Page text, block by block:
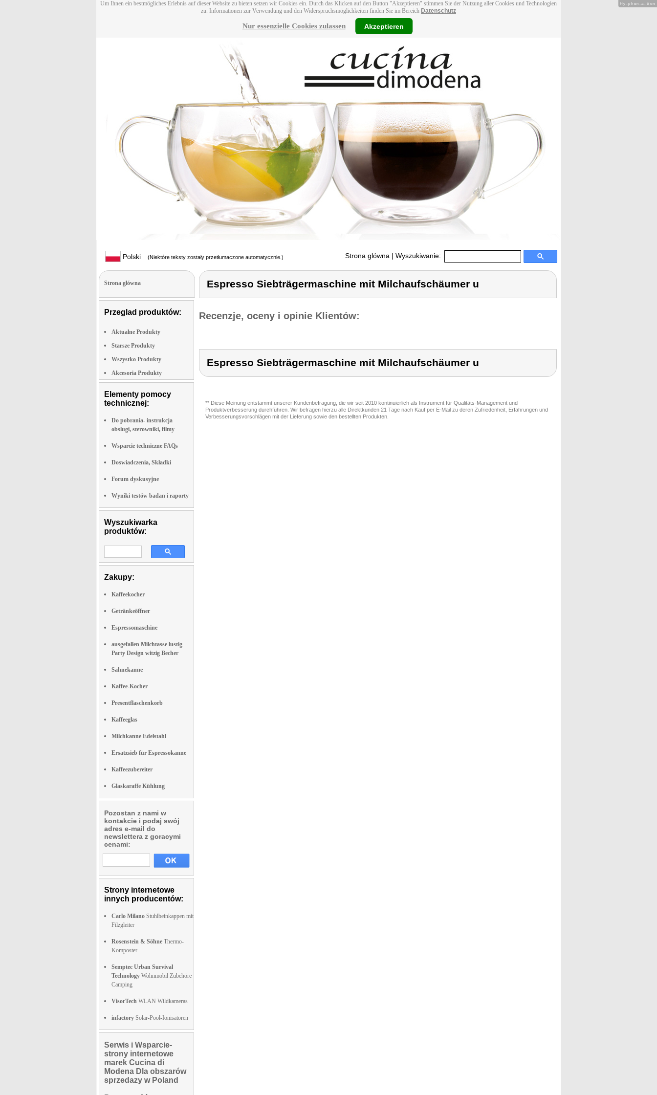
Um Ihnen ein bestmögliches Erlebnis auf dieser Website zu bieten setzen wir Cookies ein. Durch das Klicken auf den Button "Akzeptieren" stimmen Sie der Nutzung aller Cookies und Technologien
zu. Informationen zur Verwendung und den Widerspruchsmöglichkeiten finden Sie im Bereich Datenschutz
Nur essenzielle Cookies zulassen Akzeptieren
Polski (Niektóre teksty zostały przetłumaczone automatycznie.) Strona glówna | Wyszukiwanie:
Strona glówna
Przeglad produktów:
Aktualne Produkty
Starsze Produkty
Wszystko Produkty
Akcesoria Produkty
Elementy pomocy
technicznej:
Do pobrania- instrukcja
obslugi, sterowniki, filmy
Wsparcie techniczne FAQs
Doswiadczenia, Składki
Forum dyskusyjne
Wyniki testów badan i raporty
Wyszukiwarka
produktów:
Zakupy:
Kaffeekocher
Getränkeöffner
Espressomaschine
ausgefallen Milchtasse lustig
Party Design witzig Becher
Sahnekanne
Kaffee-Kocher
Presentflaschenkorb
Kaffeeglas
Milchkanne Edelstahl
Ersatzsieb für Espressokanne
Kaffeezubereiter
Glaskaraffe Kühlung
Pozostan z nami w
kontakcie i podaj swój
adres e-mail do
newslettera z goracymi
cenami:
Strony internetowe
innych producentów:
Carlo Milano Stuhlbeinkappen mit
Filzgleiter
Rosenstein & Söhne Thermo-
Komposter
Semptec Urban Survival
Technology Wohnmobil Zubehöre
Camping
VisorTech WLAN Wildkameras
infactory Solar-Pool-Ionisatoren
Serwis i Wsparcie-
strony internetowe
marek Cucina di
Modena Dla obszarów
sprzedazy w Poland
Espresso Siebträgermaschine mit Milchaufschäumer u
Recenzje, oceny i opinie Klientów:
Espresso Siebträgermaschine mit Milchaufschäumer u
** Diese Meinung entstammt unserer Kundenbefragung, die wir seit 2010 kontinuierlich als Instrument für Qualitäts-Management und
Produktverbesserung durchführen. Wir befragen hierzu alle Direktkunden 21 Tage nach Kauf per E-Mail zu deren Zufriedenheit, Erfahrungen und
Verbesserungsvorschlägen mit der Lieferung sowie den bestellten Produkten.
Hy-phen-a-tion